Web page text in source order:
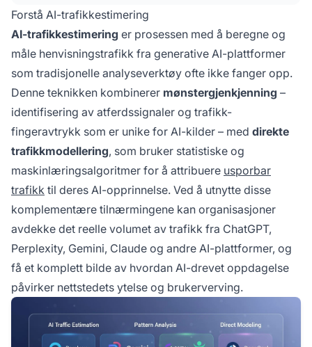
ved bruk av statistiske og
maskinlæringsalgoritmer. Denne teknikken
avdekker det reelle volumet av trafikk som
kommer fra ChatGPT, Perplexity, Gemini,
Claude og andre AI-plattformer. Ved å avdekke
skjult AI-drevet trafikk får organisasjoner et
komplett bilde av hvordan AI-oppdagelse
påvirker nettstedets ytelse og brukerverving.
Forstå AI-trafikkestimering
AI-trafikkestimering er prosessen med å beregne og
måle henvisningstrafikk fra generative AI-plattformer
som tradisjonelle analyseverktøy ofte ikke fanger opp.
Denne teknikken kombinerer mønstergjenkjenning –
identifisering av atferdssignaler og trafikk-
fingeravtrykk som er unike for AI-kilder – med direkte
trafikkmodellering, som bruker statistiske og
maskinlæringsalgoritmer for å attribuere usporbar
trafikk til deres AI-opprinnelse. Ved å utnytte disse
komplementære tilnærmingene kan organisasjoner
avdekke det reelle volumet av trafikk fra ChatGPT,
Perplexity, Gemini, Claude og andre AI-plattformer, og
få et komplett bilde av hvordan AI-drevet oppdagelse
påvirker nettstedets ytelse og brukerverving.